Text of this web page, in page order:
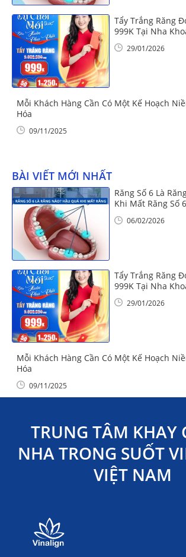
Tẩy Trắng Răng
999K Tại Nha
29/01/2026
Mỗi Khách Hàng Cần Có Một Kế Hoạch
Hóa
09/11/2025
BÀI VIẾT MỚI NHẤT
Răng Số 6 Là
Khi Mất Răng Số 6
06/02/2026
Tẩy Trắng Răng
999K Tại Nha
29/01/2026
Mỗi Khách Hàng Cần Có Một Kế Hoạch
Hóa
09/11/2025
TRUNG TÂM KHAY
NHA TRONG SUỐT
VIỆT NAM